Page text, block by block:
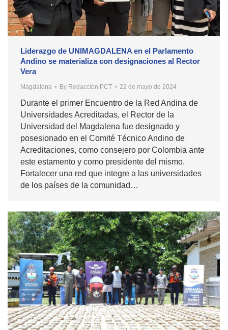
Liderazgo de UNIMAGDALENA en el Parlamento
Andino se materializa con designaciones al Rector
Vera
Magdalena By Redacción PCT 22 de mayo de 2024
Durante el primer Encuentro de la Red Andina de
Universidades Acreditadas, el Rector de la
Universidad del Magdalena fue designado y
posesionado en el Comité Técnico Andino de
Acreditaciones, como consejero por Colombia ante
este estamento y como presidente del mismo.
Fortalecer una red que integre a las universidades
de los países de la comunidad…